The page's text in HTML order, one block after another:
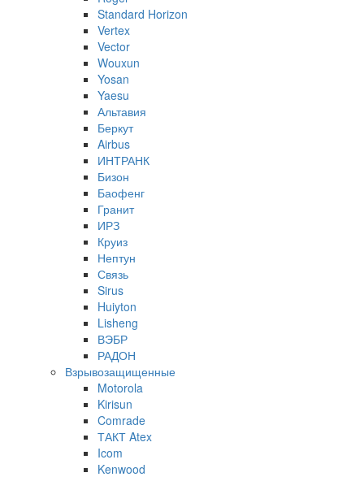
Standard Horizon
Vertex
Vector
Wouxun
Yosan
Yaesu
Альтавия
Беркут
Airbus
ИНТРАНК
Бизон
Баофенг
Гранит
ИРЗ
Круиз
Нептун
Связь
Sirus
Huiyton
Lisheng
ВЭБР
РАДОН
Взрывозащищенные
Motorola
Kirisun
Comrade
ТАКТ Atex
Icom
Kenwood